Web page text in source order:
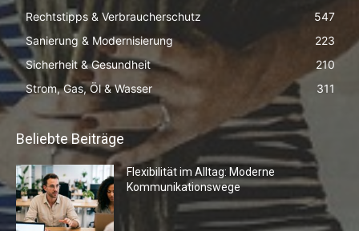
Rechtstipps & Verbraucherschutz
547
Sanierung & Modernisierung
223
Sicherheit & Gesundheit
210
Strom, Gas, Öl & Wasser
311
Beliebte Beiträge
Flexibilität im Alltag: Moderne
Kommunikationswege